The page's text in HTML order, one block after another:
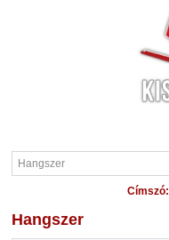
Címszó:
Hangszer